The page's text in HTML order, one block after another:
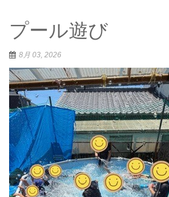
プール遊び
8月 03, 2026